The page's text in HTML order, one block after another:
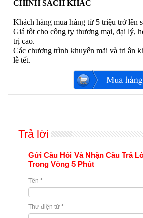
CHÍNH SÁCH KHÁC
Khách hàng mua hàng từ 5 triệu trở lên
Giá tốt cho công ty thương mại, đại lý,
trị cao.
Các chương trình khuyến mãi và tri ân
lễ tết.
Trả lời
Gửi Câu Hỏi Và Nhận Câu Trả
Trong Vòng 5 Phút
Tên *
Thư điện tử *